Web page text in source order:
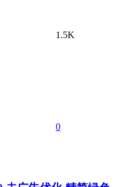
1.5K
0